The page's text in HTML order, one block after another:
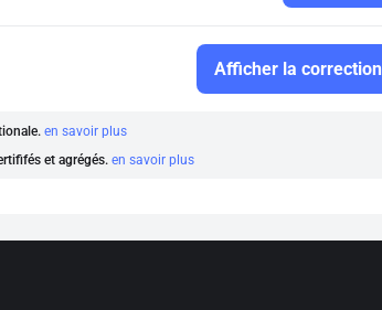
Afficher la correction
en savoir plus
et agrégés. en savoir plus